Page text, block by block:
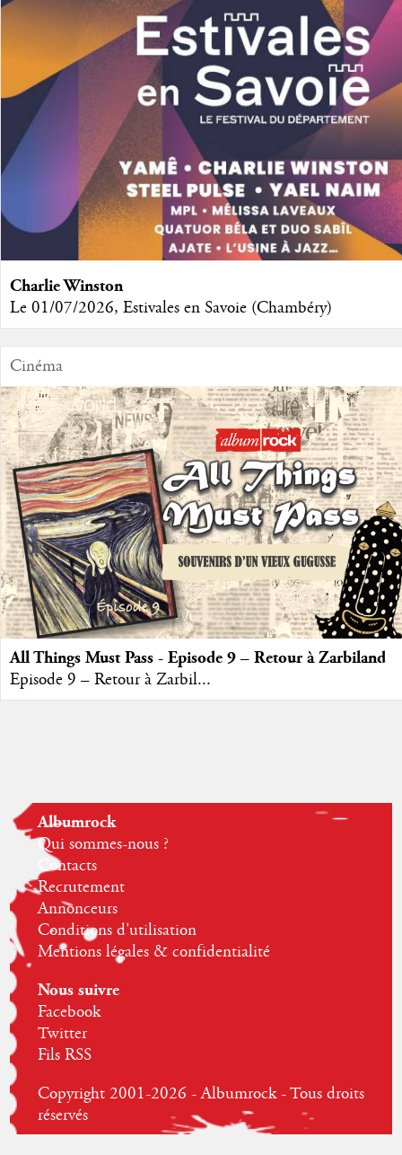
Charlie Winston
Le 01/07/2026, Estivales en Savoie (Chambéry)
Cinéma
All Things Must Pass - Episode 9 – Retour à Zarbiland
Episode 9 – Retour à Zarbil...
Albumrock
Qui sommes-nous ?
Contacts
Recrutement
Annonceurs
Conditions d'utilisation
Mentions légales & confidentialité
Nous suivre
Facebook
Twitter
Fils RSS
Copyright 2001-2026 - Albumrock - Tous droits
réservés